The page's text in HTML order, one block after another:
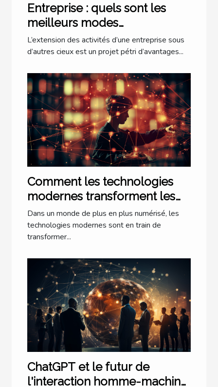
Entreprise : quels sont les
meilleurs modes
d’implantation à l’étranger ?
L’extension des activités d’une entreprise sous
d’autres cieux est un projet pétri d’avantages...
Comment les technologies
modernes transforment les
cabinets d'avocats à Lyon
Dans un monde de plus en plus numérisé, les
technologies modernes sont en train de
transformer...
ChatGPT et le futur de
l'interaction homme-machine